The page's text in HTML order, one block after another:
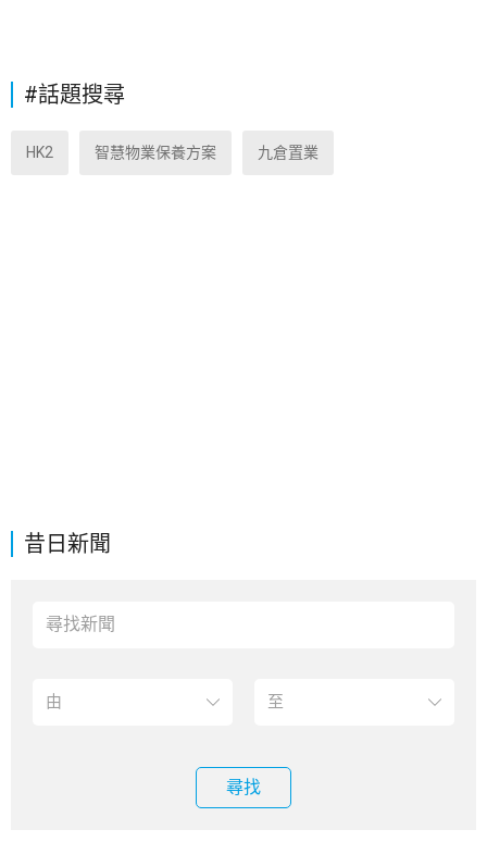
昔日新聞
尋找
#話題搜尋
HK2 智慧物業保養方案 九倉置業